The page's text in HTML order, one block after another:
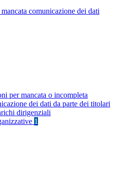
comunicazione dei dati
per mancata o incompleta
dei dati da parte dei titolari
dirigenziali
1